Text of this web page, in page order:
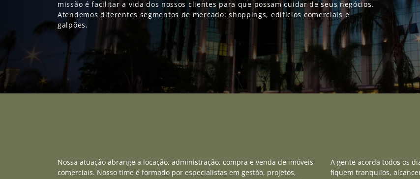
missão é facilitar a vida dos nossos clientes para que possam cuidar de seus negócios.
Atendemos diferentes segmentos de mercado: shoppings, edifícios comerciais e
galpões.
Nossa atuação abrange a locação, administração, compra e venda de imóveis
comerciais. Nosso time é formado por especialistas em gestão, projetos,
A gente acorda todos os
fiquem tranquilos,